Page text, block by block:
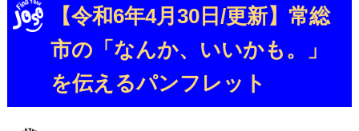
【令和6年4月30日/更新】常総
市の「なんか、いいかも。」
を伝えるパンフレット